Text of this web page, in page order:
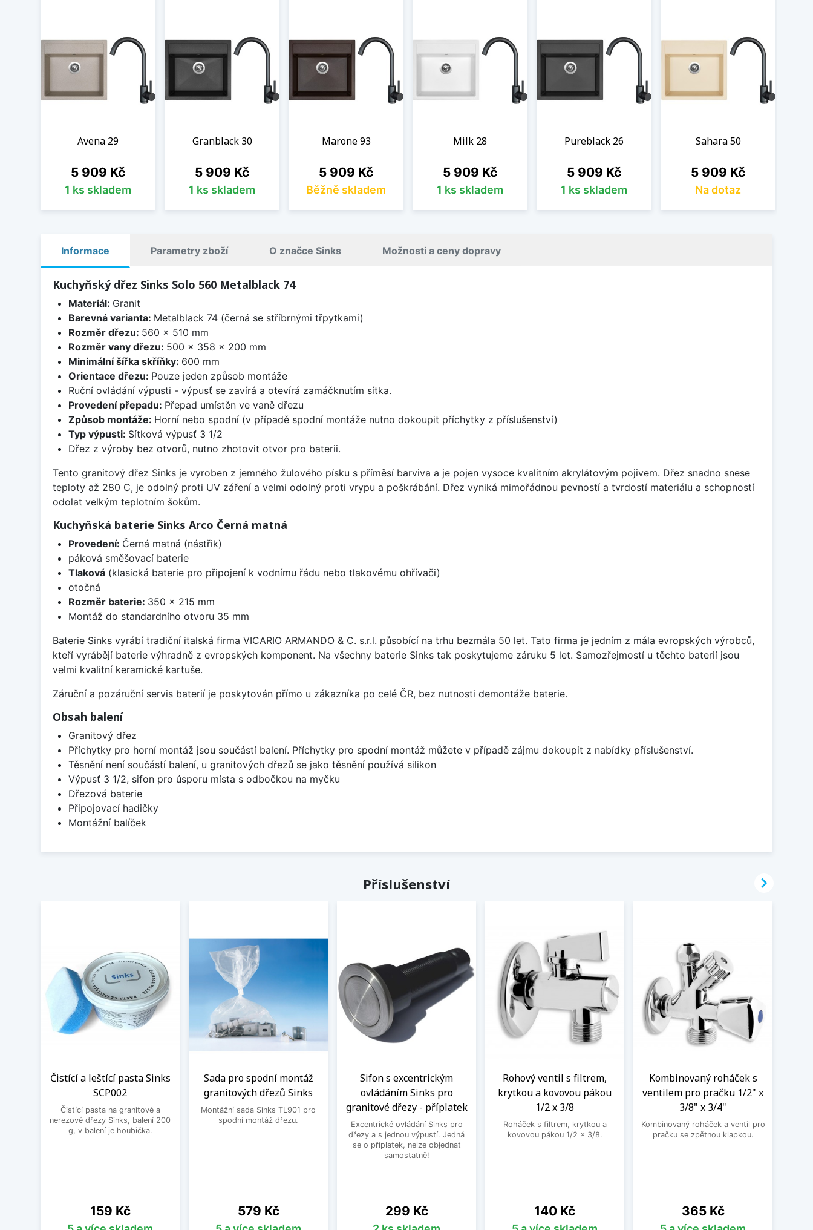
Avena 29
Cena
5 909 Kč
1 ks skladem
Granblack 30
Cena
5 909 Kč
1 ks skladem
Marone 93
Cena
5 909 Kč
Běžně skladem
Milk 28
Cena
5 909 Kč
1 ks skladem
Pureblack 26
Cena
5 909 Kč
1 ks skladem
Sahara 50
Cena
5 909 Kč
Na dotaz
Informace Parametry zboží O značce Sinks Možnosti a ceny dopravy
Kuchyňský dřez Sinks Solo 560 Metalblack 74
Materiál: Granit
Barevná varianta: Metalblack 74 (černá se stříbrnými třpytkami)
Rozměr dřezu: 560 x 510 mm
Rozměr vany dřezu: 500 x 358 x 200 mm
Minimální šířka skříňky: 600 mm
Orientace dřezu: Pouze jeden způsob montáže
Ruční ovládání výpusti - výpusť se zavírá a otevírá zamáčknutím sítka.
Provedení přepadu: Přepad umístěn ve vaně dřezu
Způsob montáže: Horní nebo spodní (v případě spodní montáže nutno dokoupit příchytky z příslušenství)
Typ výpusti: Sítková výpusť 3 1/2
Dřez z výroby bez otvorů, nutno zhotovit otvor pro baterii.
Tento granitový dřez Sinks je vyroben z jemného žulového písku s příměsí barviva a je pojen vysoce kvalitním akrylátovým pojivem. Dřez snadno snese
teploty až 280 C, je odolný proti UV záření a velmi odolný proti vrypu a poškrábání. Dřez vyniká mimořádnou pevností a tvrdostí materiálu a schopností
odolat velkým teplotním šokům.
Kuchyňská baterie Sinks Arco Černá matná
Provedení: Černá matná (nástřik)
páková směšovací baterie
Tlaková(klasická baterie pro připojení k vodnímu řádu nebo tlakovému ohřívači)
otočná
Rozměr baterie: 350 x 215 mm
Montáž do standardního otvoru 35 mm
Baterie Sinks vyrábí tradiční italská firma VICARIO ARMANDO & C. s.r.l. působící na trhu bezmála 50 let. Tato firma je jedním z mála evropských výrobců,
kteří vyrábějí baterie výhradně z evropských komponent. Na všechny baterie Sinks tak poskytujeme záruku 5 let. Samozřejmostí u těchto baterií jsou
velmi kvalitní keramické kartuše.
Záruční a pozáruční servis baterií je poskytován přímo u zákazníka po celé ČR, bez nutnosti demontáže baterie.
Obsah balení
Granitový dřez
Příchytky pro horní montáž jsou součástí balení. Příchytky pro spodní montáž můžete v případě zájmu dokoupit z nabídky příslušenství.
Těsnění není součástí balení, u granitových dřezů se jako těsnění používá silikon
Výpusť 3 1/2, sifon pro úsporu místa s odbočkou na myčku
Dřezová baterie
Připojovací hadičky
Montážní balíček
Příslušenství
Čistící a leštící pasta Sinks
SCP002
Čistící pasta na granitové a
nerezové dřezy Sinks, balení 200
g, v balení je houbička.
Cena
159 Kč
Sada pro spodní montáž
granitových dřezů Sinks
Montážní sada Sinks TL901 pro
spodní montáž dřezu.
Cena
579 Kč
Sifon s excentrickým
ovládáním Sinks pro
granitové dřezy - příplatek
Excentrické ovládání Sinks pro
dřezy a s jednou výpustí. Jedná
se o příplatek, nelze objednat
samostatně!
Cena
299 Kč
Rohový ventil s filtrem,
krytkou a kovovou pákou
1/2 x 3/8
Roháček s filtrem, krytkou a
kovovou pákou 1/2 x 3/8.
Cena
140 Kč
Kombinovaný roháček s
ventilem pro pračku 1/2" x
3/8" x 3/4"
Kombinovaný roháček a ventil pro
pračku se zpětnou klapkou.
Cena
365 Kč
